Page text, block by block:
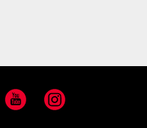
YouTubeInstagram